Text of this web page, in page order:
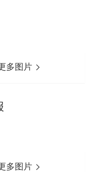
多图片
多图片